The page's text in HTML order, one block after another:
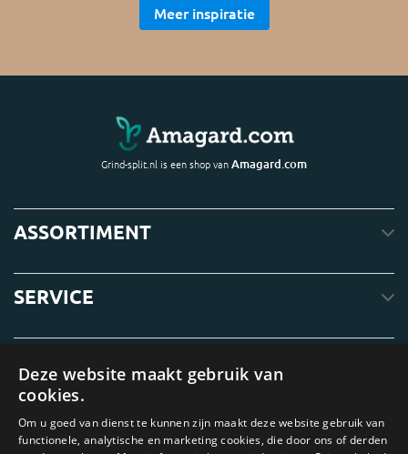
Meer inspiratie
Grind-split.nl is een shop vanAmagard.com
ASSORTIMENT
SERVICE
Deze website maakt gebruik van
cookies.
Om u goed van dienst te kunnen zijn maakt deze website gebruik van
functionele, analytische en marketing cookies, die door ons of derden